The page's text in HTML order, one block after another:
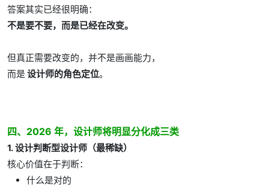
答案其实已经很明确：
不是要不要，而是已经在改变。
但真正需要改变的，并不是画画能力，
而是设计师的角色定位。
四、2026 年，设计师将明显分化成三类
1.设计判断型设计师（最稀缺）
核心价值在于判断：
什么是对的